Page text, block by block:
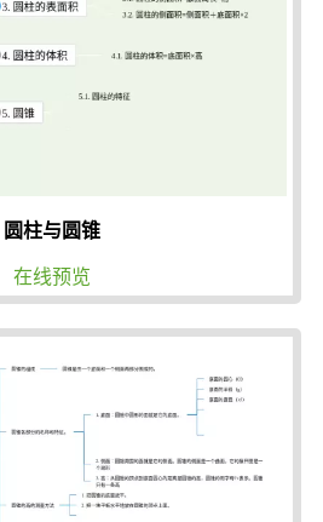
圆柱与圆锥
在线预览